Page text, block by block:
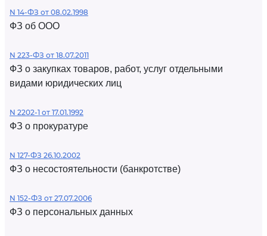
N 14-ФЗ от 08.02.1998
ФЗ об ООО
N 223-ФЗ от 18.07.2011
ФЗ о закупках товаров, работ, услуг отдельными
видами юридических лиц
N 2202-1 от 17.01.1992
ФЗ о прокуратуре
N 127-ФЗ 26.10.2002
ФЗ о несостоятельности (банкротстве)
N 152-ФЗ от 27.07.2006
ФЗ о персональных данных